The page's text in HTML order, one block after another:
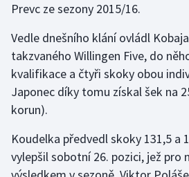
Krasobruslení
Lezení
Lyže a snowboard
Moderní pětiboj
Motorsport
Prevc ze sezony 2015/16.
Vedle dnešního klání ovládl
takzvaného Willingen Five, do
kvalifikace a čtyři skoky obou
Japonec díky tomu získal šek na
korun).
Koudelka předvedl skoky 131,5 a
vylepšil sobotní 26. pozici, jež pro